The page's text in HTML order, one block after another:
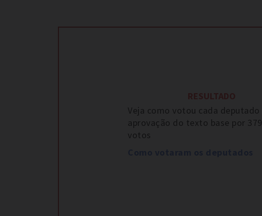
Veja como votou cada deputado
aprovação do texto base por 379
votos